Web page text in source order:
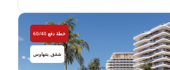
خطة دفع 60/40
شقق, بنتهاوس